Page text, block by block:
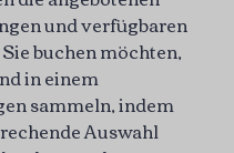
und verfügbaren
buchen möchten,
in einem
sammeln, indem
Auswahl